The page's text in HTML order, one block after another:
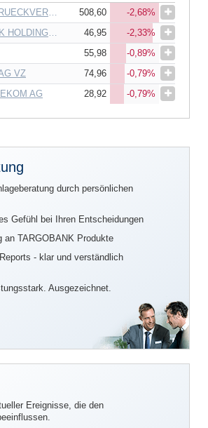
508,60
-2,68%
46,95
-2,33%
55,98
-0,89%
VZ
74,96
-0,79%
AG
28,92 -0,79%
durch persönlichen
Gefühl bei Ihren Entscheidungen
an TARGOBANK Produkte
- klar und verständlich
Ausgezeichnet.
Ereignisse, die den